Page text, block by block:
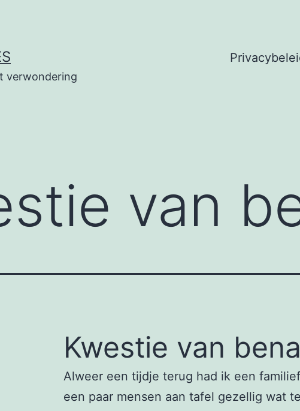
verwondering
van
Kwestie van
Alweer een tijdje terug had ik een
een paar mensen aan tafel gezellig wat